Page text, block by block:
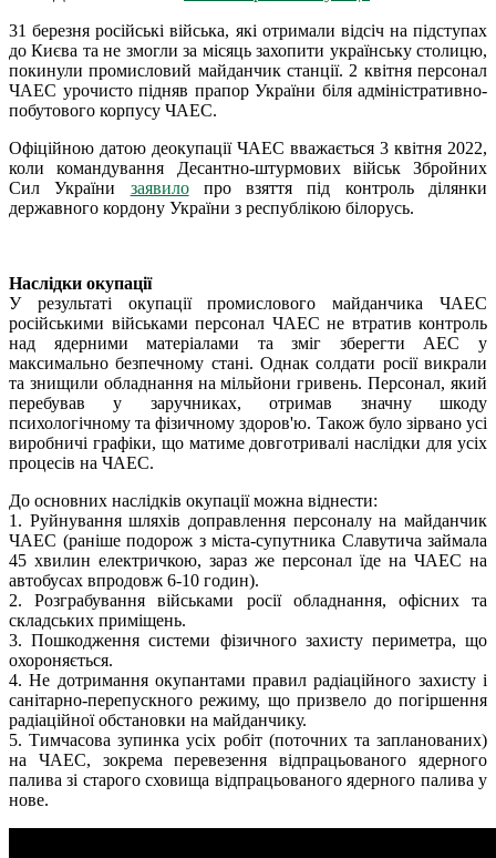
31 березня російські війська, які отримали відсіч на підступах
до Києва та не змогли за місяць захопити українську столицю,
покинули промисловий майданчик станції. 2 квітня персонал
ЧАЕС урочисто підняв прапор України біля адміністративно-
побутового корпусу ЧАЕС.
Офіційною датою деокупації ЧАЕС вважається 3 квітня 2022,
коли командування Десантно-штурмових військ Збройних
Сил України заявилопро взяття під контроль ділянки
державного кордону України з республікою білорусь.
Наслідки окупації
У результаті окупації промислового майданчика ЧАЕС
російськими військами персонал ЧАЕС не втратив контроль
над ядерними матеріалами та зміг зберегти АЕС у
максимально безпечному стані. Однак солдати росії викрали
та знищили обладнання на мільйони гривень. Персонал, який
перебував у заручниках, отримав значну шкоду
психологічному та фізичному здоров'ю. Також було зірвано усі
виробничі графіки, що матиме довготривалі наслідки для усіх
процесів на ЧАЕС.
До основних наслідків окупації можна віднести:
1. Руйнування шляхів доправлення персоналу на майданчик
ЧАЕС (раніше подорож з міста-супутника Славутича займала
45 хвилин електричкою, зараз же персонал їде на ЧАЕС на
автобусах впродовж 6-10 годин).
2. Розграбування військами росії обладнання, офісних та
складських приміщень.
3. Пошкодження системи фізичного захисту периметра, що
охороняється.
4. Не дотримання окупантами правил радіаційного захисту і
санітарно-перепускного режиму, що призвело до погіршення
радіаційної обстановки на майданчику.
5. Тимчасова зупинка усіх робіт (поточних та запланованих)
на ЧАЕС, зокрема перевезення відпрацьованого ядерного
палива зі старого сховища відпрацьованого ядерного палива у
нове.